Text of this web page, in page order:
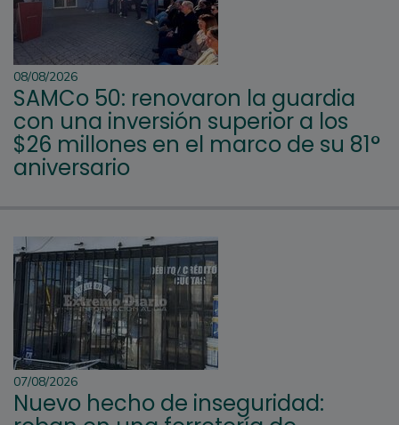
08/08/2026
SAMCo 50: renovaron la guardia
con una inversión superior a los
$26 millones en el marco de su 81°
aniversario
07/08/2026
Nuevo hecho de inseguridad: